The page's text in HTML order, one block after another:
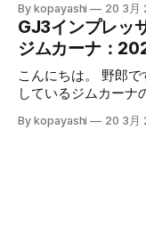
ング的なランニングに
トレーニング的なランニング 続きはリン
記事一覧はこちら：制御と観察
ちら）
3. 両面強めの塩コショウを
て、お皿に乗せて、冷蔵庫で
2. 半生～ガチガチまで調整可能 5. 可
り出して適当な大きさに切って
について 簡単だけど、このやり方が出来上がる何かはそも
そも「鮭とば」なの
アニサキスなど寄生
最適化していけばいいのか
知命って50代なんだ
ともありませんでし
り、自分も喘息と判
尿）をすることにな
しに次男（当時３歳
By kopayashi 20 3月
GJ3インプレッ
ジムカーナ：
こんにちは。 野郎
しているジムカーナ
ひゃっほー。 GJ3インプレッサG4に乗り換えた 何年かNCロ
By kopayashi 20 3月